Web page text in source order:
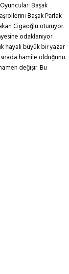
Başak
Başak Parlak
Cigaoğlu oturuyor.
odaklanıyor.
hayali büyük bir yazar
hamile olduğunu
değişir. Bu